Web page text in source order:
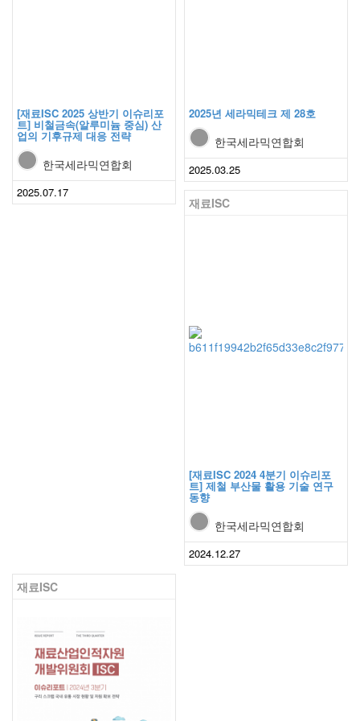
[재료ISC 2025 상반기 이슈리포
트] 비철금속(알루미늄 중심) 산
업의 기후규제 대응 전략
한국세라믹연합회
2025.07.17
2025년 세라믹테크 제 28호
한국세라믹연합회
2025.03.25
재료ISC
[재료ISC 2024 4분기 이슈리포
트] 제철 부산물 활용 기술 연구
동향
한국세라믹연합회
2024.12.27
재료ISC